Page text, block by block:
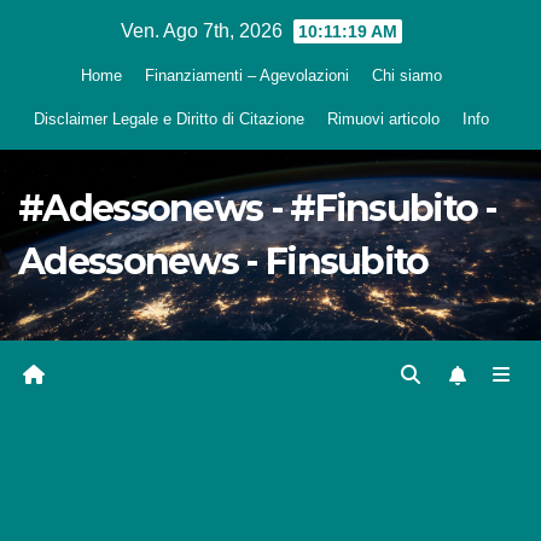
Ven. Ago 7th, 2026 10:11:20 AM
Home Finanziamenti – Agevolazioni Chi siamo
Disclaimer Legale e Diritto di Citazione Rimuovi articolo Info
#Adessonews - #Finsubito -
Adessonews - Finsubito